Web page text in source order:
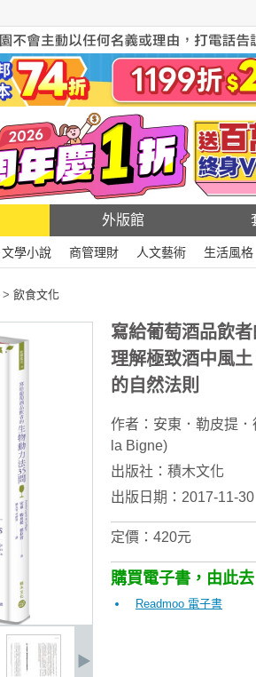
外版館
文學小說 商管理財 人文藝術 生活風格
> 飲食文化
寫給葡萄酒品飲
理解極致酒中風
的自然法則
作者： 安東．勒皮提
la Bigne)
出版社： 積木文化
出版日期：2017-11-30
定價：420元
購買電子書，由此去
Readmoo 電子書